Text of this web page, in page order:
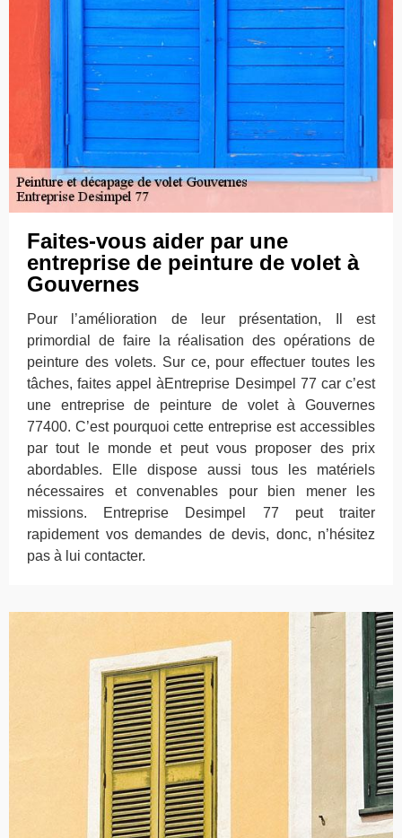
Faites-vous aider par une
entreprise de peinture de volet à
Gouvernes
Pour l’amélioration de leur présentation, Il est
primordial de faire la réalisation des opérations de
peinture des volets. Sur ce, pour effectuer toutes les
tâches, faites appel àEntreprise Desimpel 77 car c’est
une entreprise de peinture de volet à Gouvernes
77400. C’est pourquoi cette entreprise est accessibles
par tout le monde et peut vous proposer des prix
abordables. Elle dispose aussi tous les matériels
nécessaires et convenables pour bien mener les
missions. Entreprise Desimpel 77 peut traiter
rapidement vos demandes de devis, donc, n’hésitez
pas à lui contacter.